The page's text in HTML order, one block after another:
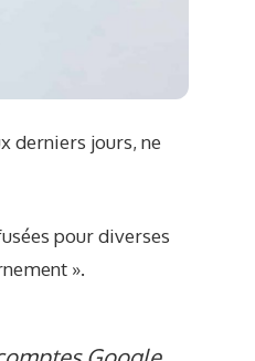
derniers jours, ne
pour diverses
».